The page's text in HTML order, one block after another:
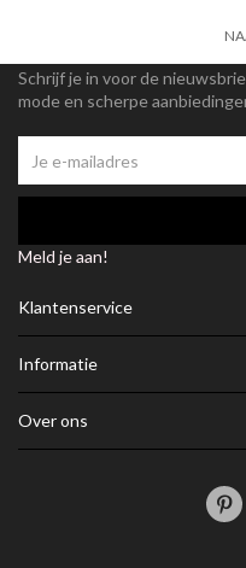
Schrijf je in voor de
mode en scherpe
Meld je aan!
Klantenservice
Informatie
Over ons